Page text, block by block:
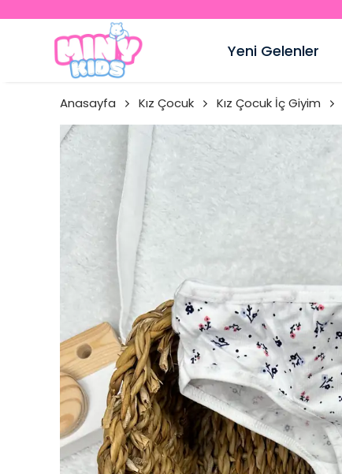
Yeni Gelenler
Anasayfa Kız Çocuk Kız Çocuk İç Giyim